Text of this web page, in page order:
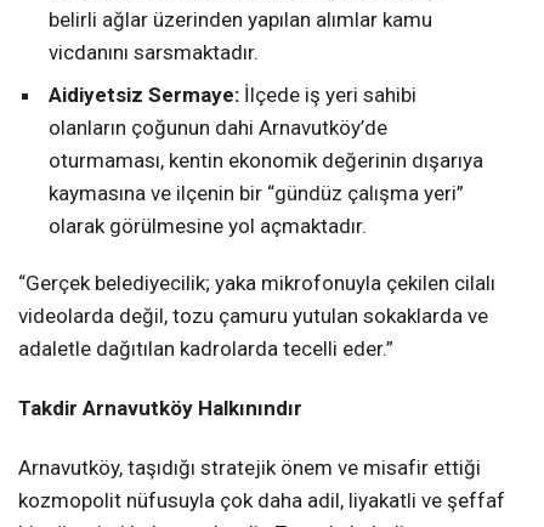
belirli ağlar üzerinden yapılan alımlar kamu
vicdanını sarsmaktadır.
Aidiyetsiz Sermaye: İlçede iş yeri sahibi
olanların çoğunun dahi Arnavutköy’de
oturmaması, kentin ekonomik değerinin dışarıya
kaymasına ve ilçenin bir “gündüz çalışma yeri”
olarak görülmesine yol açmaktadır.
“Gerçek belediyecilik; yaka mikrofonuyla çekilen cilalı
videolarda değil, tozu çamuru yutulan sokaklarda ve
adaletle dağıtılan kadrolarda tecelli eder.”
Takdir Arnavutköy Halkınındır
Arnavutköy, taşıdığı stratejik önem ve misafir ettiği
kozmopolit nüfusuyla çok daha adil, liyakatli ve şeffaf